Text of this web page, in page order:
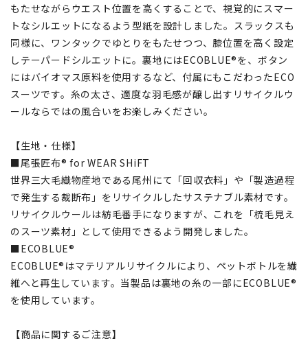
もたせながらウエスト位置を高くすることで、視覚的にスマー
トなシルエットになるよう型紙を設計しました。スラックスも
同様に、ワンタックでゆとりをもたせつつ、膝位置を高く設定
しテーパードシルエットに。裏地にはECOBLUE®を、ボタン
にはバイオマス原料を使用するなど、付属にもこだわったECO
スーツです。糸の太さ、適度な羽毛感が醸し出すリサイクルウ
ールならではの風合いをお楽しみください。
【生地・仕様】
■尾張匠布® for WEAR SHiFT
世界三大毛織物産地である尾州にて「回収衣料」や「製造過程
で発生する裁断布」をリサイクルしたサステナブル素材です。
リサイクルウールは紡毛番手になりますが、これを「梳毛見え
のスーツ素材」として使用できるよう開発しました。
■ECOBLUE®
ECOBLUE®はマテリアルリサイクルにより、ペットボトルを繊
維へと再生しています。当製品は裏地の糸の一部にECOBLUE®
を使用しています。
【商品に関するご注意】